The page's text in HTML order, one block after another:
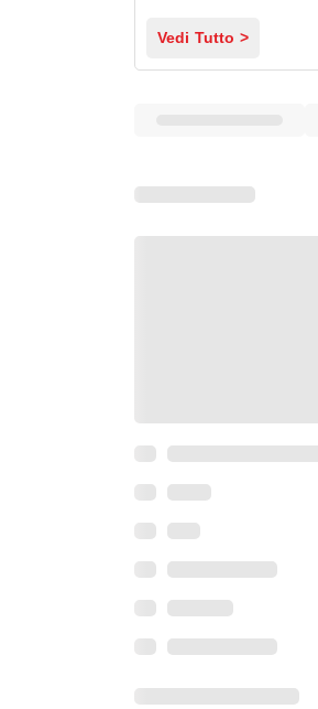
Vedi Tutto >